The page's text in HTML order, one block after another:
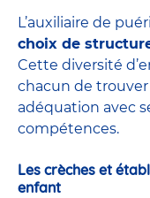
L’auxiliaire de
choix de
Cette diversité
chacun de
adéquation avec
compétences.
Les crèches et
enfant